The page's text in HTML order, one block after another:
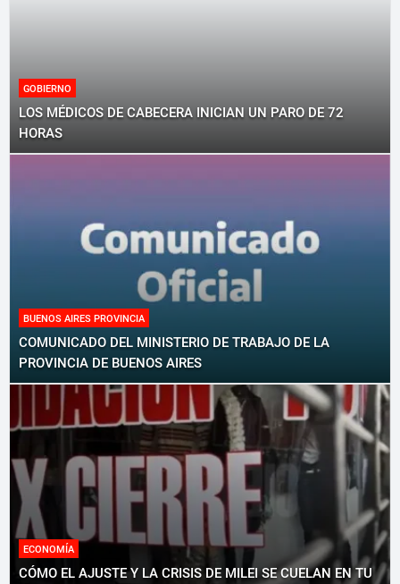
GOBIERNO
LOS MÉDICOS DE CABECERA INICIAN UN PARO DE 72
HORAS
BUENOS AIRES PROVINCIA
COMUNICADO DEL MINISTERIO DE TRABAJO DE LA
PROVINCIA DE BUENOS AIRES
ECONOMÍA
CÓMO EL AJUSTE Y LA CRISIS DE MILEI SE CUELAN EN TU